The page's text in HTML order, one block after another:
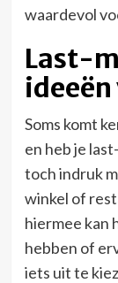
waardevol
Last-
Soms komt
en heb je
toch indruk
winkel of
hiermee kan
hebben of
iets uit te